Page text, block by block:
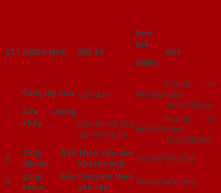
STT HẠNG MỤC MÔ TẢ
Đơn
Giá
(VNĐ)
ĐVT
1
Công lắp cửa
Cửa chống
cháy
Cửa đơn 499.000
Chung cư
thêm
100.000đ/bộ
Cửa đôi và cửa
cao trên 2.2m
660.000
Chung cư
thêm
100.000đ/bộ
2
Công bắn
Silicon
Theo yêu cầu
khách hàng
150.000 VNĐ/bộ
3
Công bắn
Foam
Chèn kín theo
yêu cầu
100.000 VNĐ/bộ